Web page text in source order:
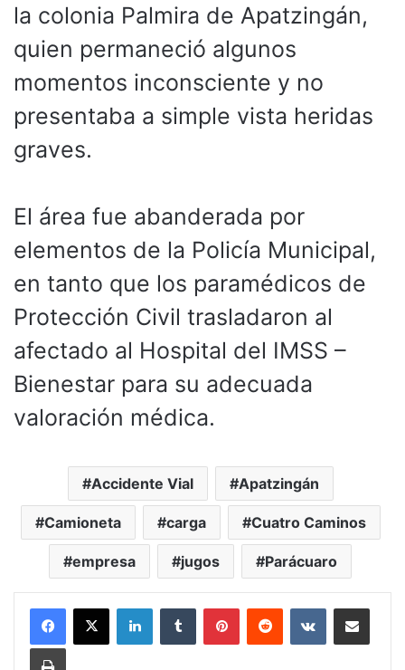
la colonia Palmira de Apatzingán,
quien permaneció algunos
momentos inconsciente y no
presentaba a simple vista heridas
graves.
El área fue abanderada por
elementos de la Policía Municipal,
en tanto que los paramédicos de
Protección Civil trasladaron al
afectado al Hospital del IMSS –
Bienestar para su adecuada
valoración médica.
Accidente Vial Apatzingán
Camioneta carga Cuatro Caminos
empresa jugos Parácuaro
LinkedInTumblr PinterestReddit VKontakteCompartir por
Imprimir